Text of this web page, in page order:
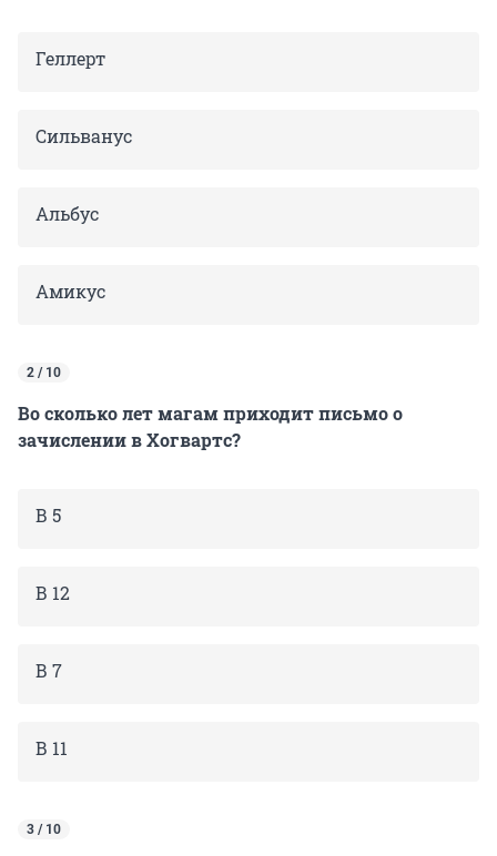
Геллерт
Сильванус
Альбус
Амикус
2 / 10
Во сколько лет магам приходит письмо о
зачислении в Хогвартс?
В 5
В 12
В 7
В 11
3 / 10